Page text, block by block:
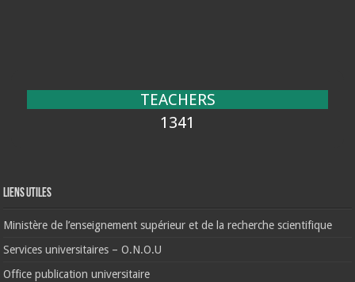
TEACHERS
1341
Liens Utiles
Ministère de l’enseignement supérieur et de la recherche scientifique
Services universitaires – O.N.O.U
Office publication universitaire